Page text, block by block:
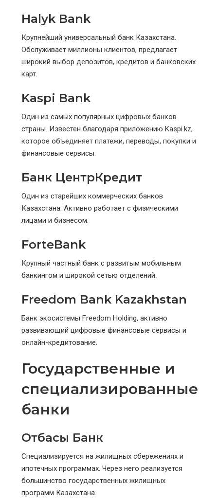
Halyk Bank
Крупнейший универсальный банк Казахстана.
Обслуживает миллионы клиентов, предлагает
широкий выбор депозитов, кредитов и банковских
карт.
Kaspi Bank
Один из самых популярных цифровых банков
страны. Известен благодаря приложению Kaspi.kz,
которое объединяет платежи, переводы, покупки и
финансовые сервисы.
Банк ЦентрКредит
Один из старейших коммерческих банков
Казахстана. Активно работает с физическими
лицами и бизнесом.
ForteBank
Крупный частный банк с развитым мобильным
банкингом и широкой сетью отделений.
Freedom Bank Kazakhstan
Банк экосистемы Freedom Holding, активно
развивающий цифровые финансовые сервисы и
онлайн-кредитование.
Государственные и
специализированные
банки
Отбасы Банк
Специализируется на жилищных сбережениях и
ипотечных программах. Через него реализуется
большинство государственных жилищных
программ Казахстана.